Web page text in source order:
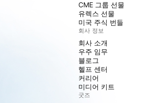
CME 그룹 선물
유렉스 선물
미국 주식 번들
회사 정보
회사 소개
우주 임무
블로그
헬프 센터
커리어
미디어 키트
굿즈